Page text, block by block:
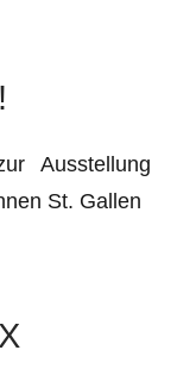
Ausstellung
St. Gallen